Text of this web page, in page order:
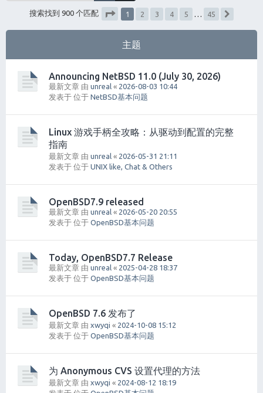
搜索找到 900 个匹配
1 2 3 4 5
45
主题
Announcing NetBSD 11.0 (July 30, 2026)
最新文章 由 unreal « 2026-08-03 10:44
发表于 位于 NetBSD基本问题
Linux 游戏手柄全攻略：从驱动到配置的完整
指南
最新文章 由 unreal « 2026-05-31 21:11
发表于 位于 UNIX like, Chat & Others
OpenBSD7.9 released
最新文章 由 unreal « 2026-05-20 20:55
发表于 位于 OpenBSD基本问题
Today, OpenBSD7.7 Release
最新文章 由 unreal « 2025-04-28 18:37
发表于 位于 OpenBSD基本问题
OpenBSD 7.6 发布了
最新文章 由 xwyqi « 2024-10-08 15:12
发表于 位于 OpenBSD基本问题
为 Anonymous CVS 设置代理的方法
最新文章 由 xwyqi « 2024-08-12 18:19